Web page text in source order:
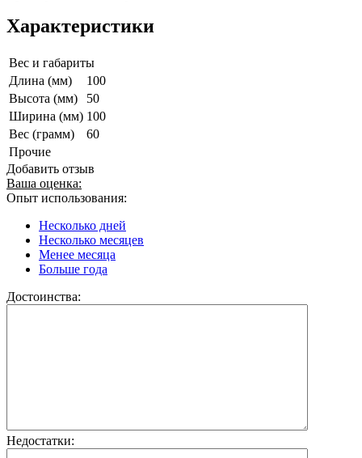
Характеристики
Вес и габариты
Длина (мм)
100
Высота (мм)
50
Ширина (мм) 100
Вес (грамм)
60
Прочие
Добавить отзыв
Ваша оценка:
Опыт использования:
Несколько дней
Несколько месяцев
Менее месяца
Больше года
Достоинства:
Недостатки: